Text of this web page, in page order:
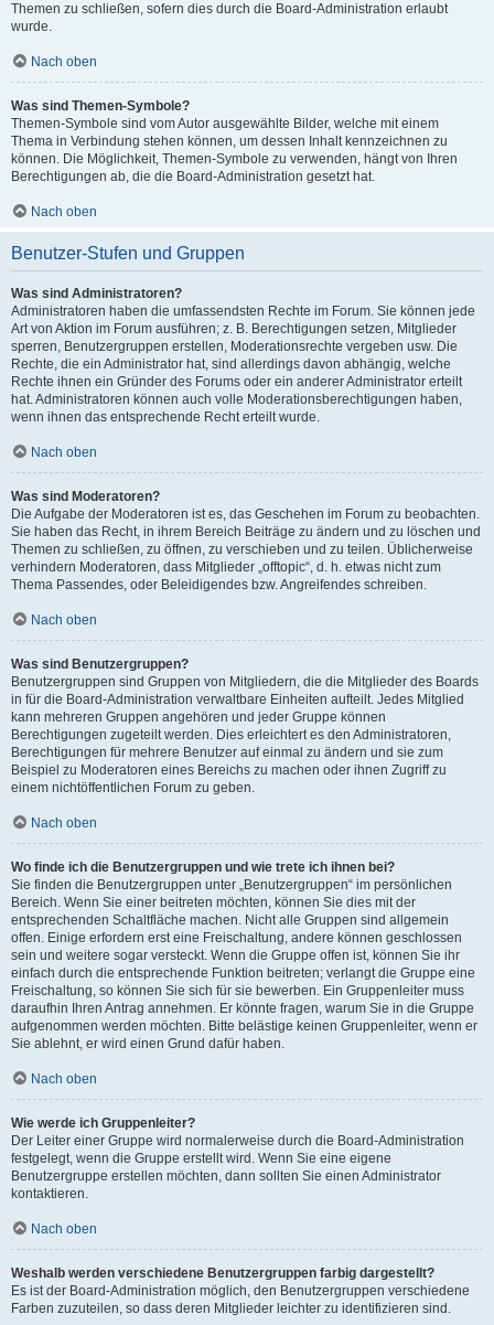
Themen zu schließen, sofern dies durch die Board-Administration erlaubt
wurde.
Nach oben
Was sind Themen-Symbole?
Themen-Symbole sind vom Autor ausgewählte Bilder, welche mit einem
Thema in Verbindung stehen können, um dessen Inhalt kennzeichnen zu
können. Die Möglichkeit, Themen-Symbole zu verwenden, hängt von Ihren
Berechtigungen ab, die die Board-Administration gesetzt hat.
Nach oben
Benutzer-Stufen und Gruppen
Was sind Administratoren?
Administratoren haben die umfassendsten Rechte im Forum. Sie können jede
Art von Aktion im Forum ausführen; z. B. Berechtigungen setzen, Mitglieder
sperren, Benutzergruppen erstellen, Moderationsrechte vergeben usw. Die
Rechte, die ein Administrator hat, sind allerdings davon abhängig, welche
Rechte ihnen ein Gründer des Forums oder ein anderer Administrator erteilt
hat. Administratoren können auch volle Moderationsberechtigungen haben,
wenn ihnen das entsprechende Recht erteilt wurde.
Nach oben
Was sind Moderatoren?
Die Aufgabe der Moderatoren ist es, das Geschehen im Forum zu beobachten.
Sie haben das Recht, in ihrem Bereich Beiträge zu ändern und zu löschen und
Themen zu schließen, zu öffnen, zu verschieben und zu teilen. Üblicherweise
verhindern Moderatoren, dass Mitglieder „offtopic“, d. h. etwas nicht zum
Thema Passendes, oder Beleidigendes bzw. Angreifendes schreiben.
Nach oben
Was sind Benutzergruppen?
Benutzergruppen sind Gruppen von Mitgliedern, die die Mitglieder des Boards
in für die Board-Administration verwaltbare Einheiten aufteilt. Jedes Mitglied
kann mehreren Gruppen angehören und jeder Gruppe können
Berechtigungen zugeteilt werden. Dies erleichtert es den Administratoren,
Berechtigungen für mehrere Benutzer auf einmal zu ändern und sie zum
Beispiel zu Moderatoren eines Bereichs zu machen oder ihnen Zugriff zu
einem nichtöffentlichen Forum zu geben.
Nach oben
Wo finde ich die Benutzergruppen und wie trete ich ihnen bei?
Sie finden die Benutzergruppen unter „Benutzergruppen“ im persönlichen
Bereich. Wenn Sie einer beitreten möchten, können Sie dies mit der
entsprechenden Schaltfläche machen. Nicht alle Gruppen sind allgemein
offen. Einige erfordern erst eine Freischaltung, andere können geschlossen
sein und weitere sogar versteckt. Wenn die Gruppe offen ist, können Sie ihr
einfach durch die entsprechende Funktion beitreten; verlangt die Gruppe eine
Freischaltung, so können Sie sich für sie bewerben. Ein Gruppenleiter muss
daraufhin Ihren Antrag annehmen. Er könnte fragen, warum Sie in die Gruppe
aufgenommen werden möchten. Bitte belästige keinen Gruppenleiter, wenn er
Sie ablehnt, er wird einen Grund dafür haben.
Nach oben
Wie werde ich Gruppenleiter?
Der Leiter einer Gruppe wird normalerweise durch die Board-Administration
festgelegt, wenn die Gruppe erstellt wird. Wenn Sie eine eigene
Benutzergruppe erstellen möchten, dann sollten Sie einen Administrator
kontaktieren.
Nach oben
Weshalb werden verschiedene Benutzergruppen farbig dargestellt?
Es ist der Board-Administration möglich, den Benutzergruppen verschiedene
Farben zuzuteilen, so dass deren Mitglieder leichter zu identifizieren sind.